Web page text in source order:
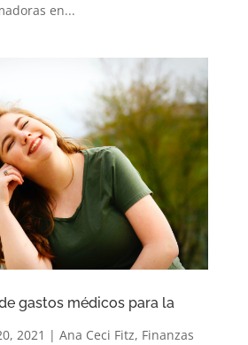
en...
gastos médicos para la
2021 | Ana Ceci Fitz, Finanzas